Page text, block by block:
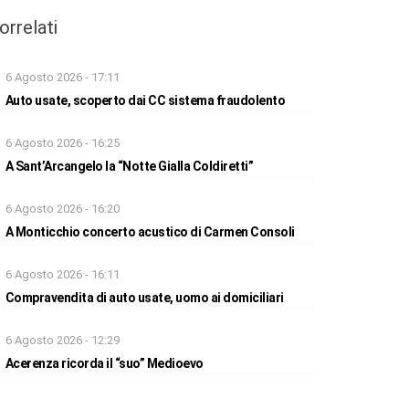
6 Agosto 2026 - 17:11
Auto usate, scoperto dai CC sistema fraudolento
6 Agosto 2026 - 16:25
A Sant’Arcangelo la “Notte Gialla Coldiretti”
6 Agosto 2026 - 16:20
A Monticchio concerto acustico di Carmen Consoli
6 Agosto 2026 - 16:11
Compravendita di auto usate, uomo ai domiciliari
6 Agosto 2026 - 12:29
Acerenza ricorda il “suo” Medioevo